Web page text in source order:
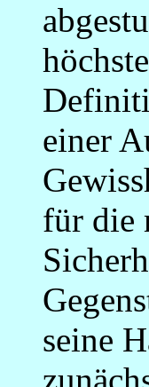
einer
für die
seine